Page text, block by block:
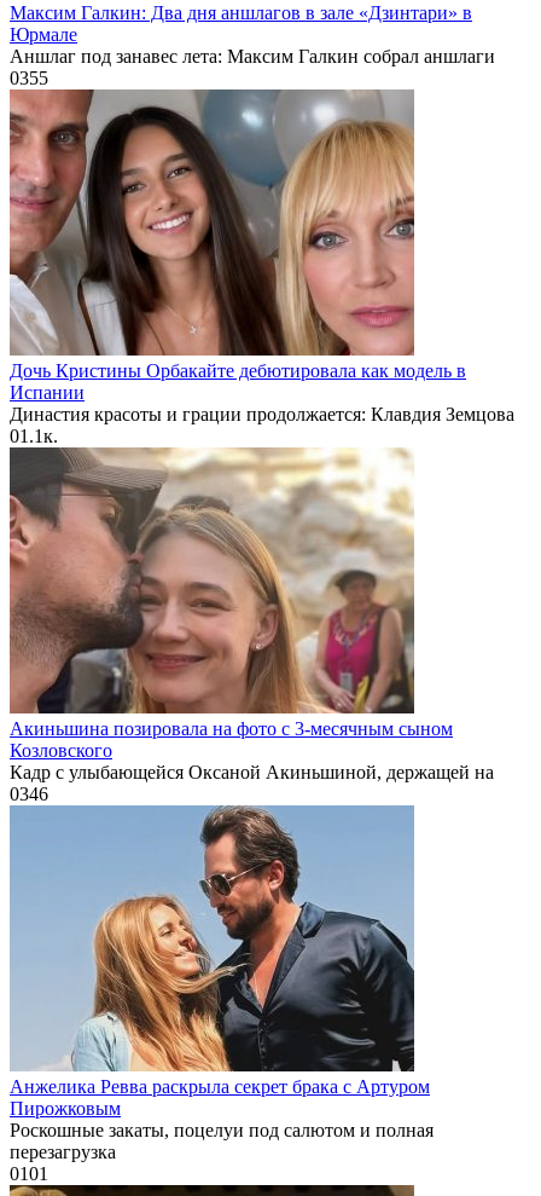
Максим Галкин: Два дня аншлагов в зале «Дзинтари» в
Юрмале
Аншлаг под занавес лета: Максим Галкин собрал аншлаги
0355
Дочь Кристины Орбакайте дебютировала как модель в
Испании
Династия красоты и грации продолжается: Клавдия Земцова
01.1к.
Акиньшина позировала на фото с 3-месячным сыном
Козловского
Кадр с улыбающейся Оксаной Акиньшиной, держащей на
0346
Анжелика Ревва раскрыла секрет брака с Артуром
Пирожковым
Роскошные закаты, поцелуи под салютом и полная
перезагрузка
0101